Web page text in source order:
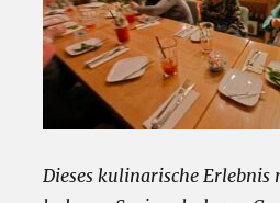
Dieses kulinarische